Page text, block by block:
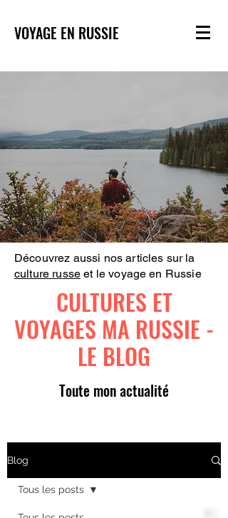
VOYAGE EN RUSSIE
Découvrez aussi nos articles sur la
culture russe et le voyage en Russie
CULTURES ET
VOYAGES MA RUSSIE -
LE BLOG
Toute mon actualité
Blog
Tous les posts